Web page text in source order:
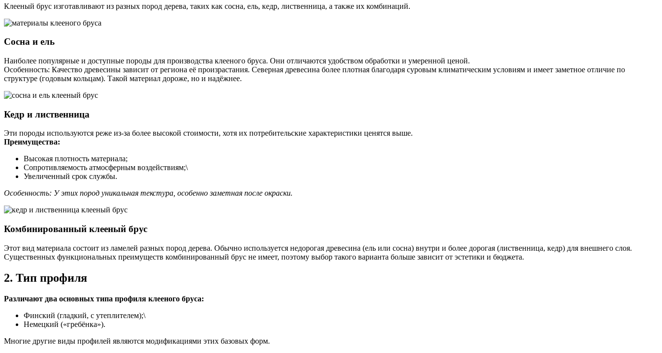
Клееный брус изготавливают из разных пород дерева, таких как сосна, ель, кедр, лиственница, а также их комбинаций.
Сосна и ель
Наиболее популярные и доступные породы для производства клееного бруса. Они отличаются удобством обработки и умеренной ценой.
Особенность: Качество древесины зависит от региона её произрастания. Северная древесина более плотная благодаря суровым климатическим условиям и имеет заметное отличие по
структуре (годовым кольцам). Такой материал дороже, но и надёжнее.
Кедр и лиственница
Эти породы используются реже из-за более высокой стоимости, хотя их потребительские характеристики ценятся выше.
Преимущества:
Высокая плотность материала;
Сопротивляемость атмосферным воздействиям;\
Увеличенный срок службы.
Особенность: У этих пород уникальная текстура, особенно заметная после окраски.
Комбинированный клееный брус
Этот вид материала состоит из ламелей разных пород дерева. Обычно используется недорогая древесина (ель или сосна) внутри и более дорогая (лиственница, кедр) для внешнего слоя.
Существенных функциональных преимуществ комбинированный брус не имеет, поэтому выбор такого варианта больше зависит от эстетики и бюджета.
2. Тип профиля
Различают два основных типа профиля клееного бруса:
Финский (гладкий, с утеплителем);\
Немецкий («гребёнка»).
Многие другие виды профилей являются модификациями этих базовых форм.